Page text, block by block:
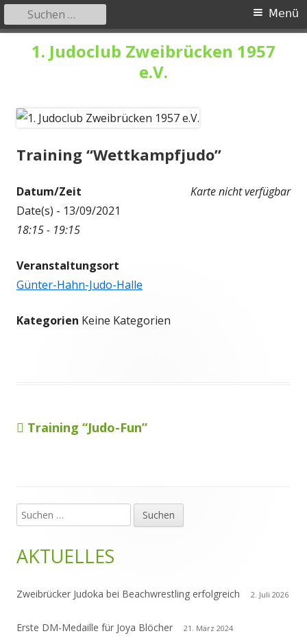
1. Judoclub Zweibrücken 1957
e.V.
Primäres
Menü
Menü
Suchen
nach:
Training “Wettkampfjudo”
Karte nicht verfügbar
Datum/Zeit
Date(s) - 13/09/2021
18:15 - 19:15
Veranstaltungsort
Günter-Hahn-Judo-Halle
Kategorien Keine Kategorien
Beitragsnavigation
Vorheriger
Training “Judo-Fun”
Haupt-
Seitenleiste
Suchen
nach:
AKTUELLES
Zweibrücker Judoka bei Beachwrestling erfolgreich 2. Juli 2026
Erste DM-Medaille für Joya Blöcher 21. März 2024